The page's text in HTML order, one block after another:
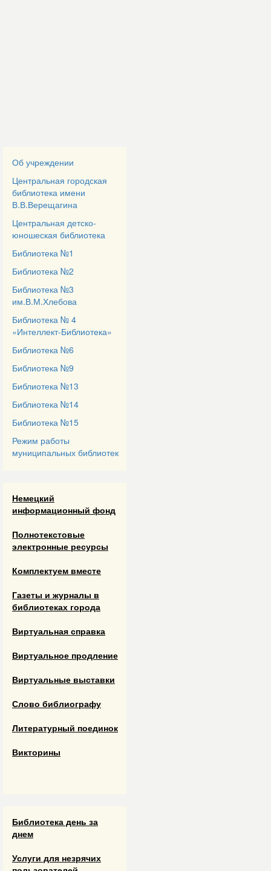
Об учреждении
Центральная городская
библиотека имени
В.В.Верещагина
Центральная детско-
юношеская библиотека
Библиотека №1
Библиотека №2
Библиотека №3
им.В.М.Хлебова
Библиотека № 4
«Интеллект-Библиотека»
Библиотека №6
Библиотека №9
Библиотека №13
Библиотека №14
Библиотека №15
Режим работы
муниципальных библиотек
Немецкий
информационный фонд
Полнотекстовые
электронные ресурсы
Комплектуем вместе
Газеты и журналы в
библиотеках города
Виртуальная справка
Виртуальное продление
Виртуальные выставки
Слово библиографу
Литературный поединок
Викторины
Библиотека день за
днем
Услуги для незрячих